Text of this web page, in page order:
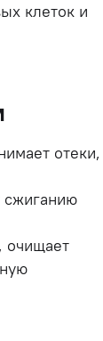
клеток и
отеки,
сжиганию
очищает